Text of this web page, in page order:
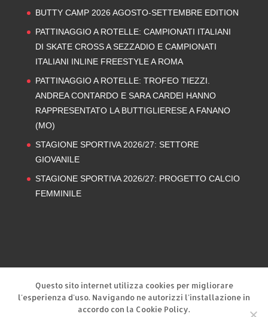
BUTTY CAMP 2026 AGOSTO-SETTEMBRE EDITION
PATTINAGGIO A ROTELLE: CAMPIONATI ITALIANI
DI SKATE CROSS A SEZZADIO E CAMPIONATI
ITALIANI INLINE FREESTYLE A ROMA
PATTINAGGIO A ROTELLE: TROFEO TIEZZI.
ANDREA CONTARDO E SARA CARDEI HANNO
RAPPRESENTATO LA BUTTIGLIERESE A FANANO
(MO)
STAGIONE SPORTIVA 2026/27: SETTORE
GIOVANILE
STAGIONE SPORTIVA 2026/27: PROGETTO CALCIO
FEMMINILE
Questo sito internet utilizza cookies per migliorare
l'esperienza d'uso. Navigando ne autorizzi l'installazione in
accordo con la Cookie Policy.